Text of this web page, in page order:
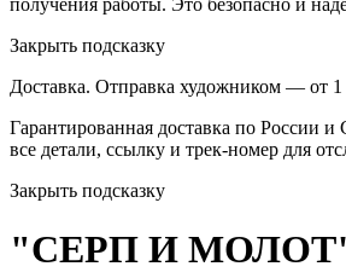
получения работы. Это безопасно и
Закрыть подсказку
Доставка. Отправка художником — от 1
Гарантированная доставка по России
все детали, ссылку и трек-номер для
Закрыть подсказку
"СЕРП И